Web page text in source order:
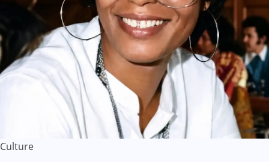
Culture